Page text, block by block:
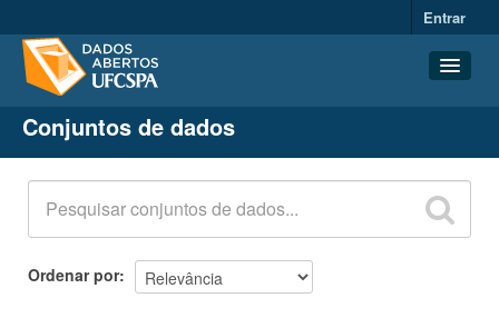
Entrar
Conjuntos de dados
Organizações
Grupos
Sobre
Conjuntos de dados
Ordenar por